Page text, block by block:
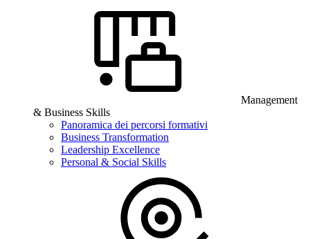
Management
& Business Skills
Panoramica dei percorsi formativi
Business Transformation
Leadership Excellence
Personal & Social Skills